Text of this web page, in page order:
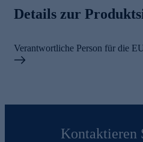
Details zur
Verantwortliche Person für die
Kontaktieren